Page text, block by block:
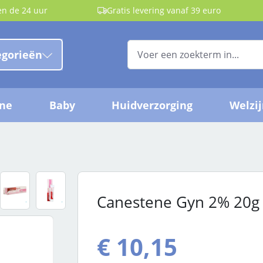
de 24 uur Gratis levering vanaf 39 euro
Baby Huidverzorging
Canestene Gyn 2%
€ 10,15